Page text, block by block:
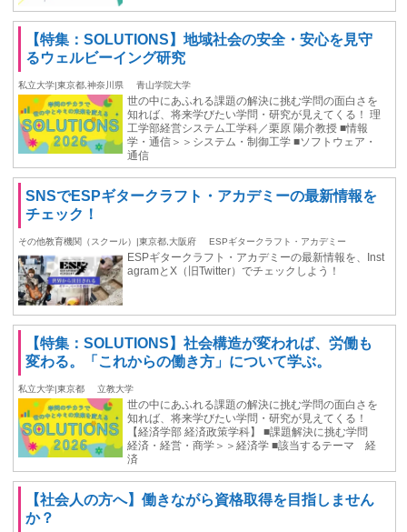
【特集：SOLUTIONS】地域社会の安全・安心を見守
るウェルビーイング研究
私立大学|東京都,神奈川県 青山学院大学
世の中にあふれる課題の解決に挑む学問の面白さを
知れば、将来学びたい学問・研究が見えてくる！ 理
工学部経営システム工学科／栗原 陽介教授 ■情報
学・通信＞＞システム・制御工学 ■ソフトウェア・
通信
SNSでESPギタークラフト・アカデミーの最新情報を
チェック！
その他教育機関（スクール）|東京都,大阪府 ESPギタークラフト・アカデミー
ESPギタークラフト・アカデミーの最新情報を、Inst
agramとX（旧Twitter）でチェックしよう！
【特集：SOLUTIONS】社会構造が変われば、労働も
変わる。「これからの働き方」について学ぶ。
私立大学|東京都 立教大学
世の中にあふれる課題の解決に挑む学問の面白さを
知れば、将来学びたい学問・研究が見えてくる！
【経済学部 経済政策学科】 ■課題解決に挑む学問
経済・経営・商学＞＞経済学 ■該当するテーマ 経
済
【社会人の方へ】働きながら資格取得を目指しません
か？